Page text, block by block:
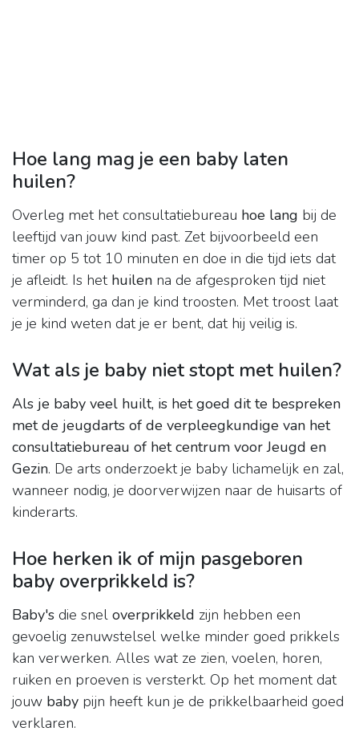
Hoe lang mag je een baby laten
huilen?
Overleg met het consultatiebureau hoe lang bij de
leeftijd van jouw kind past. Zet bijvoorbeeld een
timer op 5 tot 10 minuten en doe in die tijd iets dat
je afleidt. Is het huilen na de afgesproken tijd niet
verminderd, ga dan je kind troosten. Met troost laat
je je kind weten dat je er bent, dat hij veilig is.
Wat als je baby niet stopt met huilen?
Als je baby veel huilt, is het goed dit te bespreken
met de jeugdarts of de verpleegkundige van het
consultatiebureau of het centrum voor Jeugd en
Gezin. De arts onderzoekt je baby lichamelijk en zal,
wanneer nodig, je doorverwijzen naar de huisarts of
kinderarts.
Hoe herken ik of mijn pasgeboren
baby overprikkeld is?
Baby's die snel overprikkeld zijn hebben een
gevoelig zenuwstelsel welke minder goed prikkels
kan verwerken. Alles wat ze zien, voelen, horen,
ruiken en proeven is versterkt. Op het moment dat
jouw baby pijn heeft kun je de prikkelbaarheid goed
verklaren.